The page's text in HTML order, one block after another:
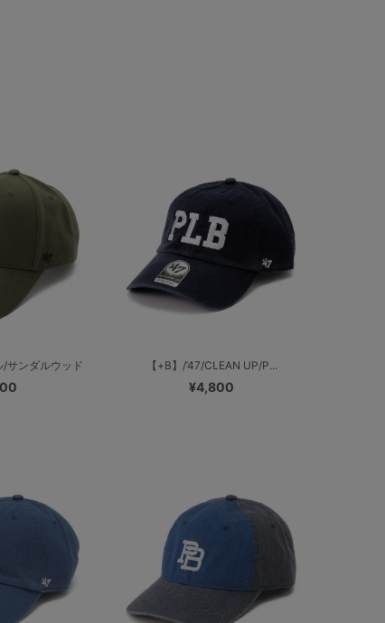
/サンダルウッド 【+B】/’47/CLEAN UP/P...
¥4,800